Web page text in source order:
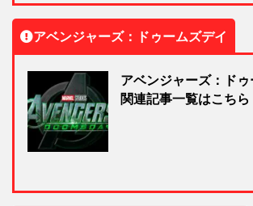
アベンジャーズ：ドゥームズデイ
アベンジャーズ：ド
関連記事一覧はこちら